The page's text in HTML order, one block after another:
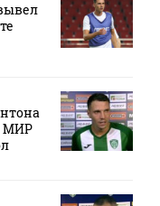
МИР